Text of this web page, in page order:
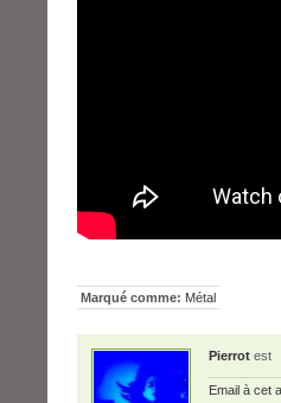
Marqué comme: Métal
Pierrot est
Email à cet